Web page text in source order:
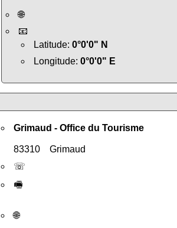
🌐
📧
Latitude: 0°0'0" N
Longitude: 0°0'0" E
Grimaud - Office du Tourisme
83310 Grimaud
☏
🖷
🌐